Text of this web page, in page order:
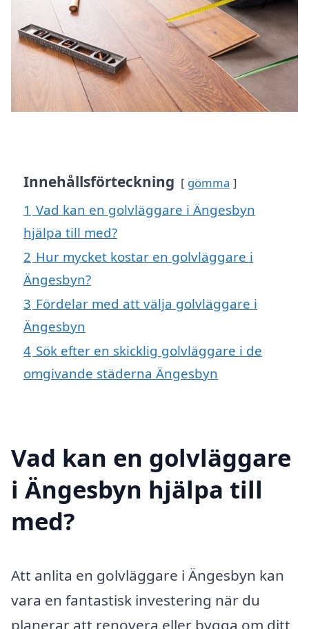
Innehållsförteckning gömma
1 Vad kan en golvläggare i Ängesbyn
hjälpa till med?
2 Hur mycket kostar en golvläggare i
Ängesbyn?
3 Fördelar med att välja golvläggare i
Ängesbyn
4 Sök efter en skicklig golvläggare i de
omgivande städerna Ängesbyn
Vad kan en golvläggare
i Ängesbyn hjälpa till
med?
Att anlita en golvläggare i Ängesbyn kan
vara en fantastisk investering när du
planerar att renovera eller bygga om ditt